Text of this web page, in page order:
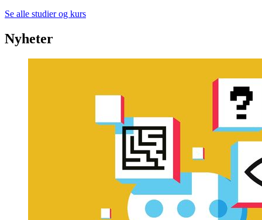
Se alle studier og kurs
Nyheter